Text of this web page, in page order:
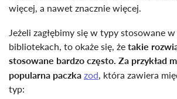
więcej, a nawet znacznie więcej.
Jeżeli zagłębimy się w typy stosowane
bibliotekach, to okaże się, że takie
stosowane bardzo często. Za przykład
popularna paczka zod, która zawiera
typ: